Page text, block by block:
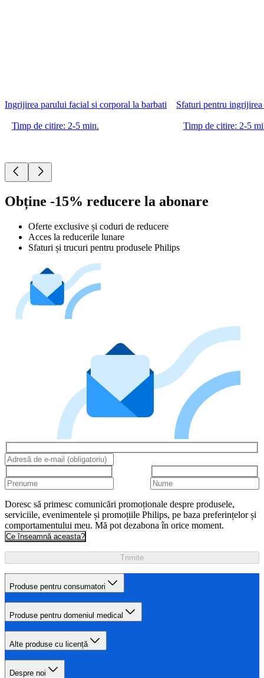
Ingrijirea parului facial si corporal la barbati
Timp de citire: 2-5 min.
Sfaturi pentru
Timp de citire: 2-5
Obține -15% reducere la abonare
Oferte exclusive și coduri de reducere
Acces la reducerile lunare
Sfaturi și trucuri pentru produsele Philips
Doresc să primesc comunicări promoționale despre produsele,
serviciile, evenimentele și promoțiile Philips, pe baza preferințelor și
comportamentului meu. Mă pot dezabona în orice moment.
Ce înseamnă aceasta?
Trimite
Produse pentru consumatori
Produse pentru domeniul medical
Alte produse cu licență
Despre noi